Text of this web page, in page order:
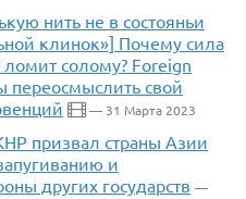
нить не в состояньи
клинок»] Почему сила
солому? Foreign
свой
— 31 Марта 2023
призвал страны Азии
и
других государств —